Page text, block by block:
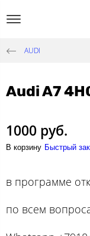
AUDI
Audi A7
1000 руб.
В корзину Быстрый
в программе
по вcем